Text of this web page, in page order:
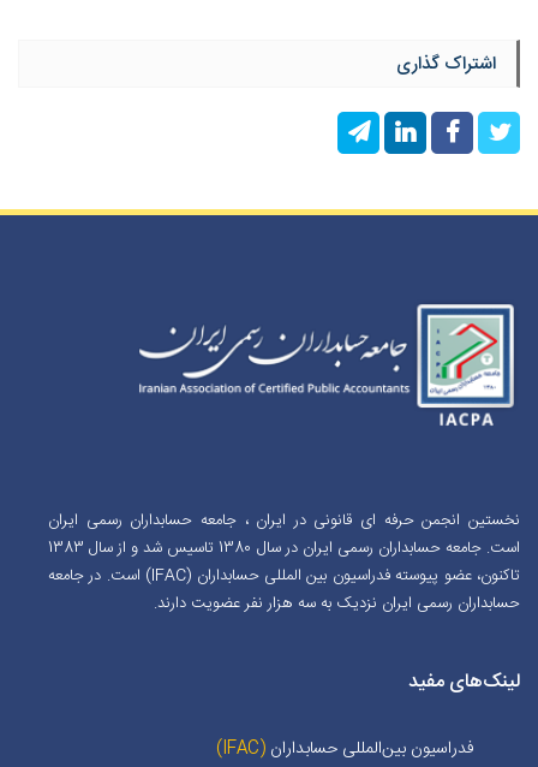
اشتراک گذاری
نخستین انجمن حرفه ای قانونی در ایران ، جامعه حسابداران رسمی ایران
است. جامعه حسابداران رسمی ایران در سال 1380 تاسیس شد و از سال 1383
تاکنون، عضو پیوسته فدراسیون بین المللی حسابداران (IFAC) است. در جامعه
حسابداران رسمی ایران نزدیک به سه هزار نفر عضویت دارند.
لینک‌های مفید
فدراسیون بین‌المللی حسابداران (IFAC)